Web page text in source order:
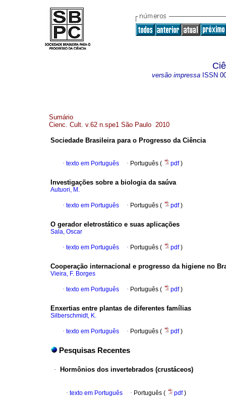
versão impressa ISSN
Sumário
Cienc. Cult. v.62 n.spe1 São Paulo 2010
Sociedade Brasileira para o Progresso da Ciência
· texto em Português · Português ( pdf)
Investigações sobre a biologia da saúva
Autuori, M.
· texto em Português · Português ( pdf)
O gerador eletrostático e suas aplicações
Sala, Oscar
· texto em Português · Português ( pdf)
Cooperação internacional e progresso da higiene no
Vieira, F. Borges
· texto em Português · Português ( pdf)
Enxertias entre plantas de diferentes famílias
Silberschmidt, K.
· texto em Português · Português ( pdf)
Pesquisas Recentes
· Hormônios dos invertebrados (crustáceos)
· texto em Português · Português ( pdf)